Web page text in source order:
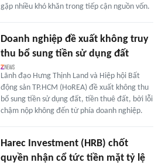
gặp nhiều khó khăn trong tiếp cận nguồn vốn.
Doanh nghiệp đề xuất không truy
thu bổ sung tiền sử dụng đất
Lãnh đạo Hưng Thịnh Land và Hiệp hội Bất
động sản TP.HCM (HoREA) đề xuất không thu
bổ sung tiền sử dụng đất, tiền thuê đất, bởi lỗi
chậm nộp không đến từ phía doanh nghiệp.
Harec Investment (HRB) chốt
quyền nhận cổ tức tiền mặt tỷ lệ